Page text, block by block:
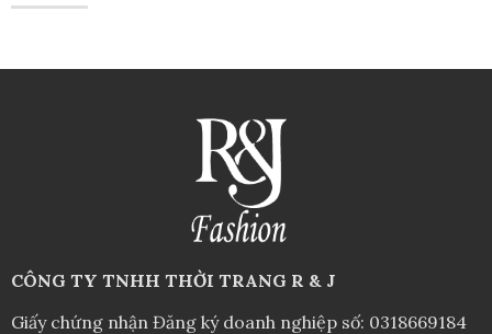
CÔNG TY TNHH THỜI TRANG R & J
Giấy chứng nhận Đăng ký doanh nghiệp số: 0318669184